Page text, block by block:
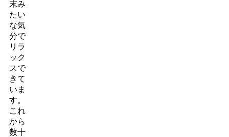
末み
たい
な気
分で
リラ
ック
スで
きて
いま
す。
これ
から
数十